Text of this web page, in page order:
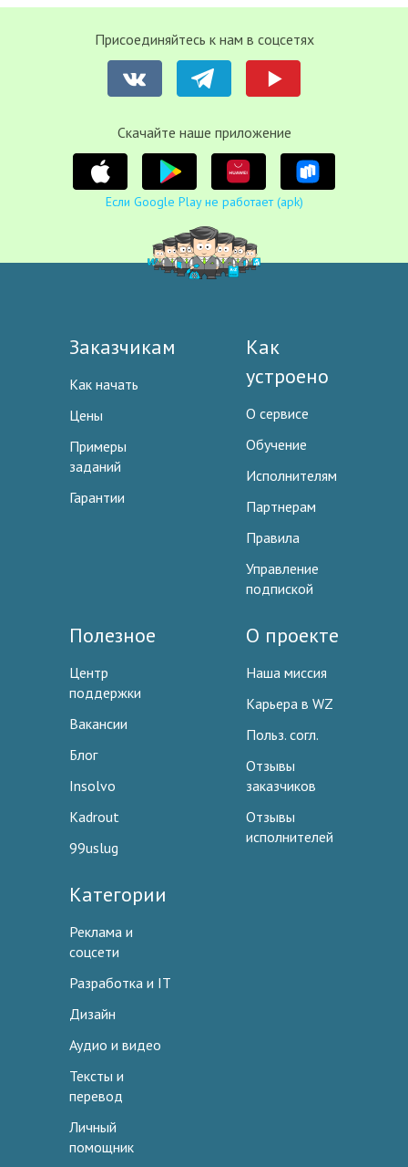
Присоединяйтесь к нам в соцсетях
Cкачайте наше приложение
Если Google Play не работает (apk)
Заказчикам
Как начать
Цены
Примеры
заданий
Гарантии
Как
устроено
О сервисе
Обучение
Исполнителям
Партнерам
Правила
Управление
подпиской
Полезное
Центр
поддержки
Вакансии
Блог
Insolvo
Kadrout
99uslug
О проекте
Наша миссия
Карьера в WZ
Польз. согл.
Отзывы
заказчиков
Отзывы
исполнителей
Категории
Реклама и
соцсети
Разработка и IT
Дизайн
Аудио и видео
Тексты и
перевод
Личный
помощник